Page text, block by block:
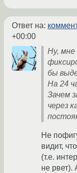
Ответ на:
+00:00
Ну, мне
бы
На 24
Зачем
через
Не
видит,
(т.е.
не рвет).